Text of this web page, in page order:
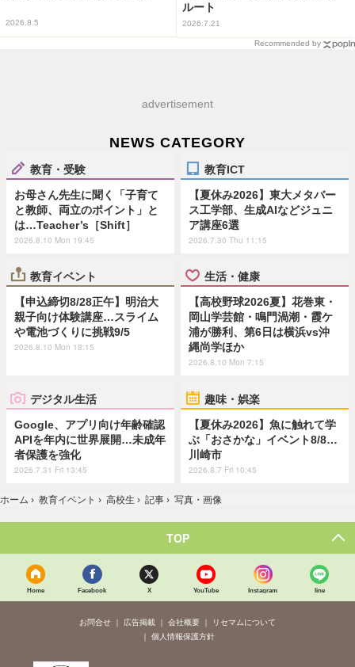
2026.8.5
ルート
2026.7.21
Recommended by
advertisement
NEWS CATEGORY
教育・受験
お母さん先生に聞く「子育て
と教師、両立のポイント」と
は…Teacher’s［Shift］
2026.8.10 Mon 19:45
教育ICT
【夏休み2026】東大メタバー
ス工学部、生成AIなどジュニ
ア講座6選
2026.7.30 Thu 11:15
教育イベント
【申込締切8/28正午】明治大
親子向け体験講座…スライム
や電池づくりに挑戦9/5
2026.8.10 Mon 18:15
生活・健康
【高校野球2026夏】花巻東・
岡山学芸館・鳴門渦潮・霞ケ
浦が勝利、第6日は横浜vs沖
縄尚学ほか
2026.8.10 Mon 7:15
デジタル生活
Google、アプリ向け年齢確認
APIを年内に世界展開…未成年
者保護を強化
2026.7.31 Fri 13:45
趣味・娯楽
【夏休み2026】魚に触れて学
ぶ「おさかな」イベント8/8…
川崎市
2026.8.7 Fri 10:45
ホーム › 教育イベント › 高校生 › 記事 › 写真・画像
TOP
Home Facebook X YouTube Instagram line
お問合せ 広告掲載 会社概要
リセマムについて
個人情報保護方針